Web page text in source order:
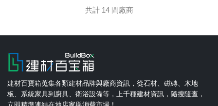
共計 14 間廠商
建材百寶箱蒐集各類建材品牌與廠商資訊，從石材、磁磚、木地
板、系統家具到廚具、衛浴設備等，上千種建材資訊，隨搜隨查，
立即精準連結在地店家與消費市場！